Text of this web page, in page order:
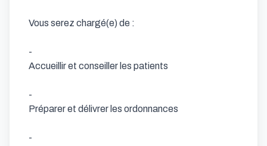
Vous serez chargé(e) de :
-
Accueillir et conseiller les patients
-
Préparer et délivrer les ordonnances
-